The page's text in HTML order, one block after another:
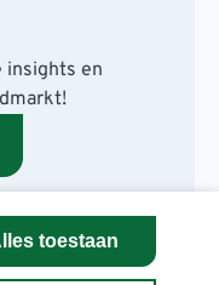
toestaan
insights en